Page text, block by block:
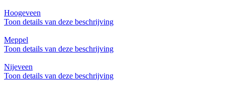
Hoogeveen
Toon details van deze beschrijving
Meppel
Toon details van deze beschrijving
Nijeveen
Toon details van deze beschrijving